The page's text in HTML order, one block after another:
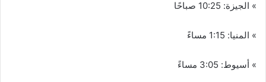
» الجيزة: 10:25 صباحًا
» المنيا: 1:15 مساءً
» أسيوط: 3:05 مساءً